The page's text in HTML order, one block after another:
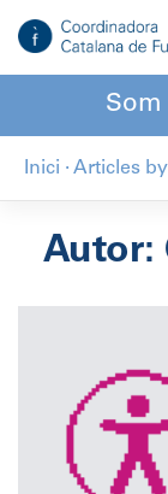
contingut
Som
Inici · Articles
Autor: